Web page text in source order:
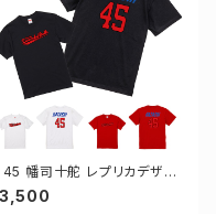
幡司十舵 レプリカデザイ
3カラー 選手還元 半袖Tシャ
S-XXXLサイズ 500101